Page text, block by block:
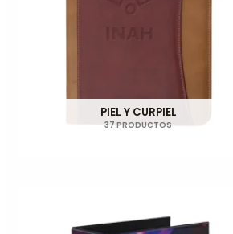
PIEL Y CURPIEL
37 PRODUCTOS